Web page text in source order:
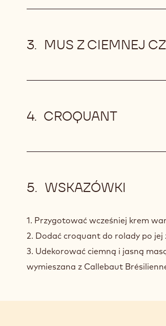
MUS Z CIEMNEJ
CROQUANT
WSKAZÓWKI
1. Przygotować wcześniej krem
2. Dodać croquant do rolady po jej
3. Udekorować ciemną i jasną
wymieszana z Callebaut